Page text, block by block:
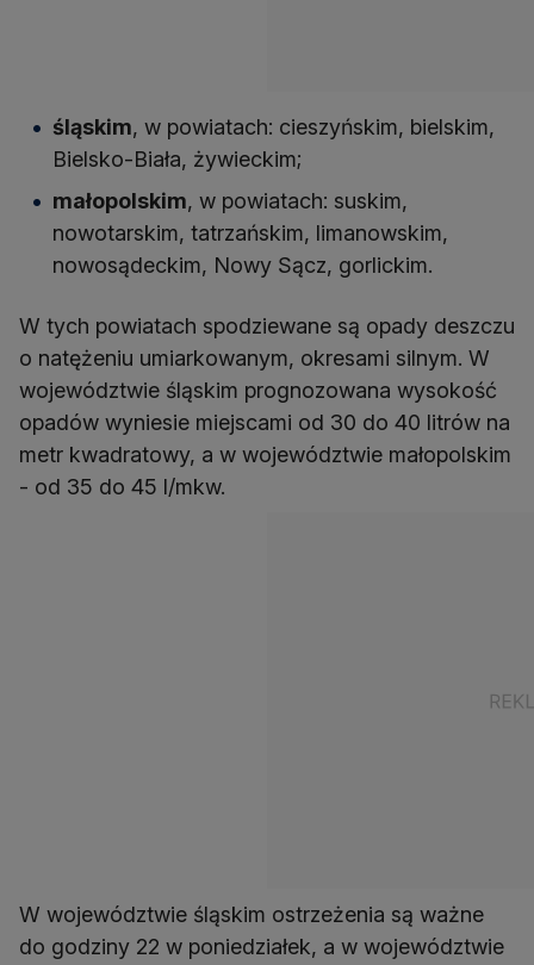
śląskim, w powiatach: cieszyńskim, bielskim,
Bielsko-Biała, żywieckim;
małopolskim, w powiatach: suskim,
nowotarskim, tatrzańskim, limanowskim,
nowosądeckim, Nowy Sącz, gorlickim.
W tych powiatach spodziewane są opady deszczu
o natężeniu umiarkowanym, okresami silnym. W
województwie śląskim prognozowana wysokość
opadów wyniesie miejscami od 30 do 40 litrów na
metr kwadratowy, a w województwie małopolskim
- od 35 do 45 l/mkw.
W województwie śląskim ostrzeżenia są ważne
do godziny 22 w poniedziałek, a w województwie